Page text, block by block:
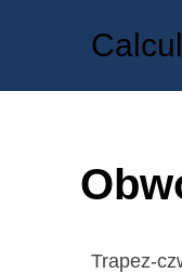
Trapez-